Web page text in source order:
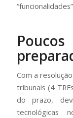
Com a
tribunais (4
do prazo,
tecnológicas